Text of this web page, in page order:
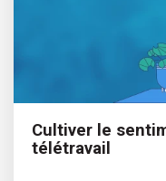
Cultiver le
télétravail